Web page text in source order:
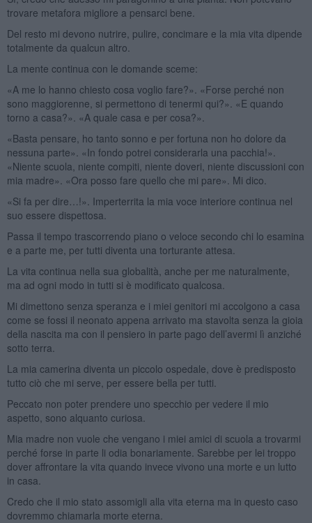
trovare metafora migliore a pensarci bene.
Del resto mi devono nutrire, pulire, concimare e la mia vita dipende
totalmente da qualcun altro.
La mente continua con le domande sceme:
«A me lo hanno chiesto cosa voglio fare?». «Forse perché non
sono maggiorenne, si permettono di tenermi qui?». «E quando
torno a casa?». «A quale casa e per cosa?».
«Basta pensare, ho tanto sonno e per fortuna non ho dolore da
nessuna parte». «In fondo potrei considerarla una pacchia!».
«Niente scuola, niente compiti, niente doveri, niente discussioni con
mia madre». «Ora posso fare quello che mi pare». Mi dico.
«Si fa per dire…!». Imperterrita la mia voce interiore continua nel
suo essere dispettosa.
Passa il tempo trascorrendo piano o veloce secondo chi lo esamina
e a parte me, per tutti diventa una torturante attesa.
La vita continua nella sua globalità, anche per me naturalmente,
ma ad ogni modo in tutti si è modificato qualcosa.
Mi dimettono senza speranza e i miei genitori mi accolgono a casa
come se fossi il neonato appena arrivato ma stavolta senza la gioia
della nascita ma con il pensiero in parte pago dell’avermi lì anziché
sotto terra.
La mia camerina diventa un piccolo ospedale, dove è predisposto
tutto ciò che mi serve, per essere bella per tutti.
Peccato non poter prendere uno specchio per vedere il mio
aspetto, sono alquanto curiosa.
Mia madre non vuole che vengano i miei amici di scuola a trovarmi
perché forse in parte li odia bonariamente. Sarebbe per lei troppo
dover affrontare la vita quando invece vivono una morte e un lutto
in casa.
Credo che il mio stato assomigli alla vita eterna ma in questo caso
dovremmo chiamarla morte eterna.